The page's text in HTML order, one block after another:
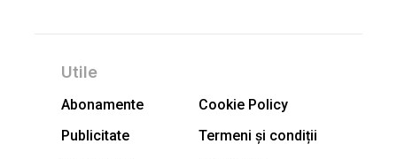
Utile
Abonamente
Cookie Policy
Publicitate
Termeni și condiții